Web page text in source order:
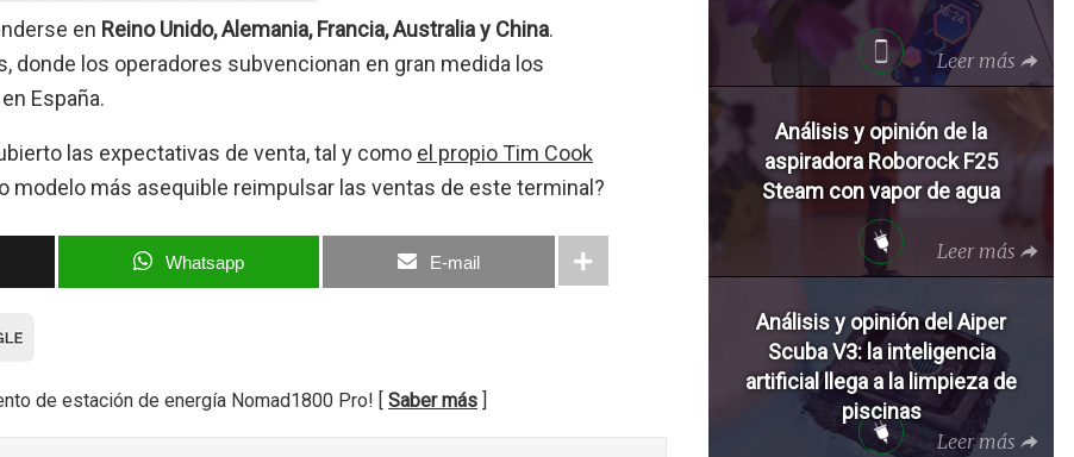
en Reino Unido, Alemania, Francia, Australia y China.
donde los operadores subvencionan en gran medida los
España.
las expectativas de venta, tal y como el propio Tim Cook
modelo más asequible reimpulsar las ventas de este terminal?
Whatsapp E-mail
de estación de energía Nomad1800 Pro! [ Saber más ]
Leer más
Análisis y opinión de la
aspiradora Roborock F25
Steam con vapor de agua
Leer más
Análisis y opinión del Aiper
Scuba V3: la inteligencia
artificial llega a la limpieza de
piscinas
Leer más